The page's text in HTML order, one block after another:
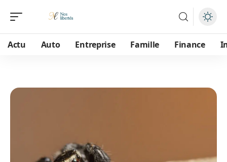
Actu Auto Entreprise Famille Finance